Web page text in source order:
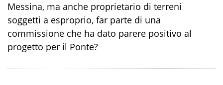
Messina, ma anche proprietario di terreni
soggetti a esproprio, far parte di una
commissione che ha dato parere positivo al
progetto per il Ponte?